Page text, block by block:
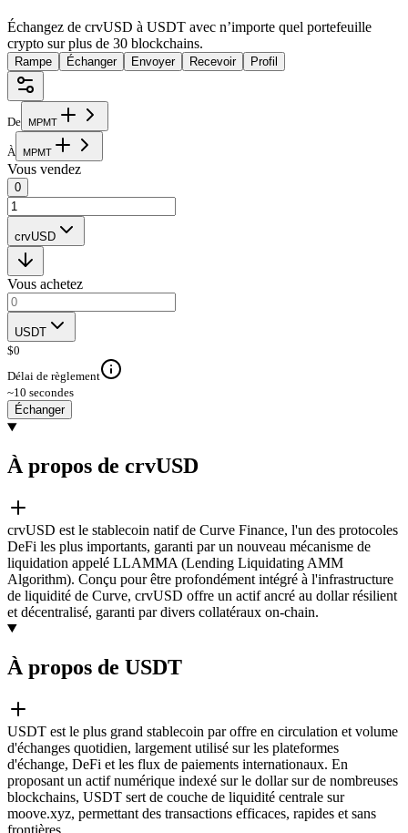
Échangez de crvUSD à USDT avec n’importe quel portefeuille
crypto sur plus de 30 blockchains.
Rampe Échanger Envoyer Recevoir Profil
De MPMT
À MPMT
Vous vendez
0
crvUSD
Vous achetez
USDT
$0
Délai de règlement
~10 secondes
Échanger
À propos de crvUSD
crvUSD est le stablecoin natif de Curve Finance, l'un des protocoles
DeFi les plus importants, garanti par un nouveau mécanisme de
liquidation appelé LLAMMA (Lending Liquidating AMM
Algorithm). Conçu pour être profondément intégré à l'infrastructure
de liquidité de Curve, crvUSD offre un actif ancré au dollar résilient
et décentralisé, garanti par divers collatéraux on-chain.
À propos de USDT
USDT est le plus grand stablecoin par offre en circulation et volume
d'échanges quotidien, largement utilisé sur les plateformes
d'échange, DeFi et les flux de paiements internationaux. En
proposant un actif numérique indexé sur le dollar sur de nombreuses
blockchains, USDT sert de couche de liquidité centrale sur
moove.xyz, permettant des transactions efficaces, rapides et sans
frontières.